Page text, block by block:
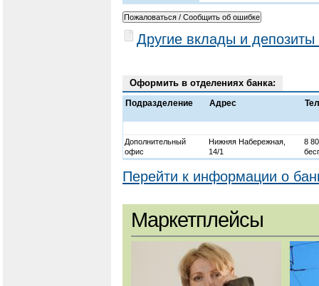
Другие вклады и
Оформить в отделениях банка:
Подразделение Адрес
Дополнительный
офис
Нижняя Набережная,
14/1
8
Перейти к информации о
Маркетплейсы